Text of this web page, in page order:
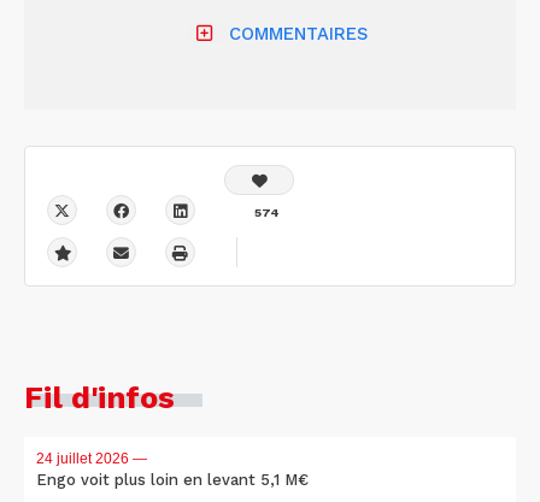
COMMENTAIRES
574
Fil d'infos
24 juillet 2026 —
Engo voit plus loin en levant 5,1 M€